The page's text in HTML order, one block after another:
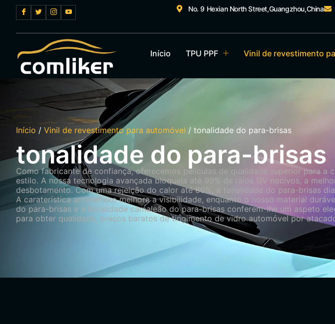
No. 9 Hexian North Street,Guangzhou,China
Início TPU PPF Vinil de revestimento
Início / Vinil de revestimento para automóvel / tonalidade do para-brisas
tonalidade do para-brisas
Como fabricante de confiança, oferecemos películas de qualidade superior para
estilo. A nossa tecnologia avançada bloqueia até 99% de raios UV nocivos, a
desbotamento. Com uma rejeição do calor até 80%, a tonalidade do para-brisas
A caraterística antirreflexo melhora a visibilidade, enquanto o nosso material
do para-brisas e a tonalidade camaleão do para-brisas conferem-lhe um aspeto
para obter qualidade, preços baratos de tingimento de vidro automóvel por